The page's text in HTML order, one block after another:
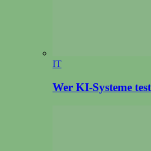
IT
Wer KI-Systeme